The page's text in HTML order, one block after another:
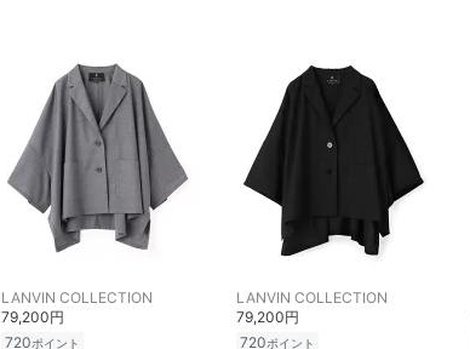
LANVIN COLLECTION
79,200円
720ポイント
LANVIN COLLECTION
79,200円
720ポイント